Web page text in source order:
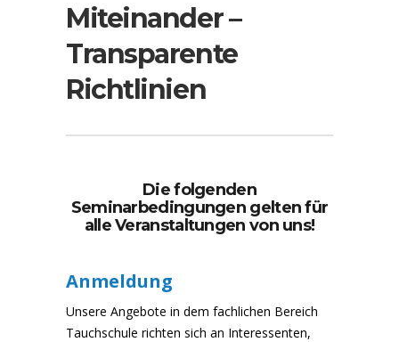
Miteinander –
Transparente
Richtlinien
Die folgenden
Seminarbedingungen gelten für
alle Veranstaltungen von uns!
Anmeldung
Unsere Angebote in dem fachlichen Bereich
Tauchschule richten sich an Interessenten,